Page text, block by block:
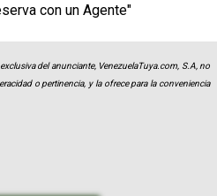
con un Agente"
del anunciante, VenezuelaTuya.com, S.A, no
o pertinencia, y la ofrece para la conveniencia